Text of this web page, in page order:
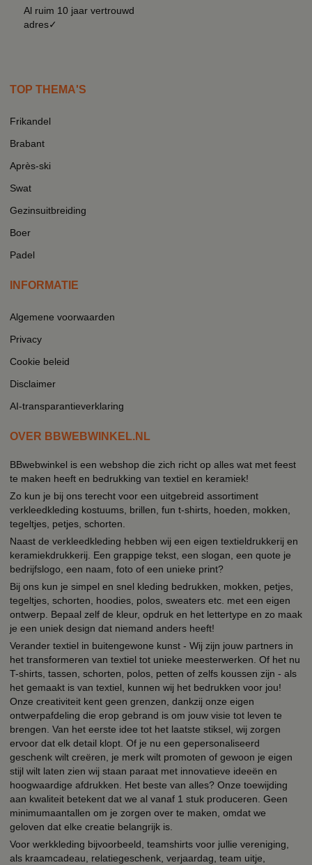
Al ruim 10 jaar vertrouwd
adres✓
TOP THEMA'S
Frikandel
Brabant
Après-ski
Swat
Gezinsuitbreiding
Boer
Padel
INFORMATIE
Algemene voorwaarden
Privacy
Cookie beleid
Disclaimer
AI-transparantieverklaring
OVER BBWEBWINKEL.NL
BBwebwinkel is een webshop die zich richt op alles wat met feest
te maken heeft en bedrukking van textiel en keramiek!
Zo kun je bij ons terecht voor een uitgebreid assortiment
verkleedkleding kostuums, brillen, fun t-shirts, hoeden, mokken,
tegeltjes, petjes, schorten.
Naast de verkleedkleding hebben wij een eigen textieldrukkerij en
keramiekdrukkerij. Een grappige tekst, een slogan, een quote je
bedrijfslogo, een naam, foto of een unieke print?
Bij ons kun je simpel en snel kleding bedrukken, mokken, petjes,
tegeltjes, schorten, hoodies, polos, sweaters etc. met een eigen
ontwerp. Bepaal zelf de kleur, opdruk en het lettertype en zo maak
je een uniek design dat niemand anders heeft!
Verander textiel in buitengewone kunst - Wij zijn jouw partners in
het transformeren van textiel tot unieke meesterwerken. Of het nu
T-shirts, tassen, schorten, polos, petten of zelfs koussen zijn - als
het gemaakt is van textiel, kunnen wij het bedrukken voor jou!
Onze creativiteit kent geen grenzen, dankzij onze eigen
ontwerpafdeling die erop gebrand is om jouw visie tot leven te
brengen. Van het eerste idee tot het laatste stiksel, wij zorgen
ervoor dat elk detail klopt. Of je nu een gepersonaliseerd
geschenk wilt creëren, je merk wilt promoten of gewoon je eigen
stijl wilt laten zien wij staan paraat met innovatieve ideeën en
hoogwaardige afdrukken. Het beste van alles? Onze toewijding
aan kwaliteit betekent dat we al vanaf 1 stuk produceren. Geen
minimumaantallen om je zorgen over te maken, omdat we
geloven dat elke creatie belangrijk is.
Voor werkkleding bijvoorbeeld, teamshirts voor jullie vereniging,
als kraamcadeau, relatiegeschenk, verjaardag, team uitje,